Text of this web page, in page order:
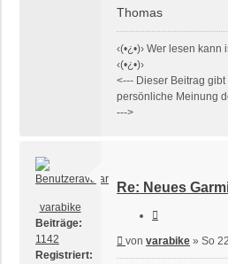
Thomas
‹(•¿•)› Wer lesen
‹(•¿•)›
<--- Dieser Beitrag
persönliche Meinung
--->
varabike
Beiträge:
1142
Registriert:
Re: Neues
Beitrag
von varabike » So